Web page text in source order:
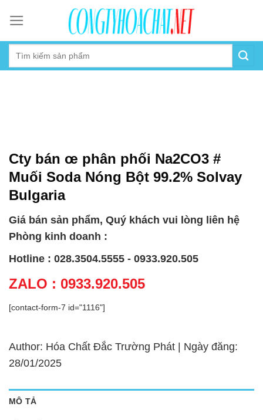
content
Cty bán œ phân phối Na2CO3 #
Muối Soda Nóng Bột 99.2% Solvay
Bulgaria
Giá bán sản phẩm, Quý khách vui lòng liên hệ
Phòng kinh doanh :
Hotline : 028.3504.5555 - 0933.920.505
ZALO : 0933.920.505
[contact-form-7 id="1116"]
Author: Hóa Chất Đắc Trường Phát | Ngày đăng:
28/01/2025
MÔ TẢ